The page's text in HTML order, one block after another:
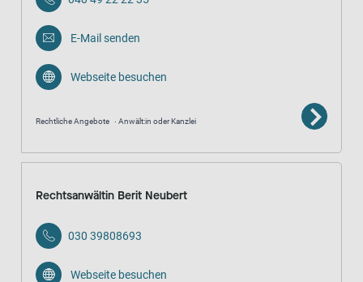
E-Mail senden
Webseite besuchen
Rechtliche Angebote Anwält:in oder Kanzlei
Rechtsanwältin Berit Neubert
030 39808693
Webseite besuchen